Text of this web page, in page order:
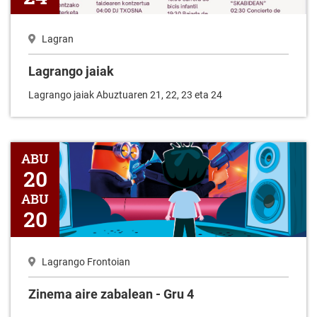
Lagran
Lagrango jaiak
Lagrango jaiak Abuztuaren 21, 22, 23 eta 24
Zinema aire zabalean - Gru 4
ABU
20
ABU
20
Lagrango Frontoian
Zinema aire zabalean - Gru 4